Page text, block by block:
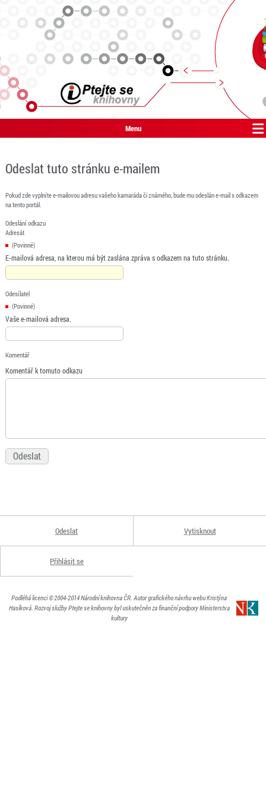
Menu
Odeslat tuto stránku e-mailem
Pokud zde vyplníte e-mailovou adresu vašeho kamaráda či známého, bude mu odeslán e-mail s odkazem
na tento portál.
Odeslání odkazu
Adresát
(Povinné)
E-mailová adresa, na kterou má být zaslána zpráva s odkazem na tuto stránku.
Odesílatel
(Povinné)
Vaše e-mailová adresa.
Komentář
Komentář k tomuto odkazu
Odeslat Vytisknout
Přihlásit se
Podléhá licenci© 2004-2014Národní knihovna ČR. Autor grafického návrhu webu Kristýna
Hasíková. Rozvoj služby Ptejte se knihovny byl uskutečněn za finanční podpory Ministerstva
kultury